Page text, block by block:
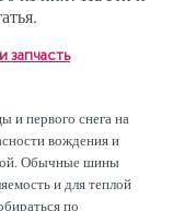
и первого снега на
вождения и
Обычные шины
и для теплой
по